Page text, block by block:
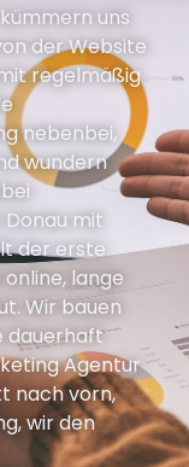
uns
der Website
regelmäßig
nebenbei,
wundern
mit
der erste
lange
Wir bauen
dauerhaft
Agentur
nach vorn,
wir den